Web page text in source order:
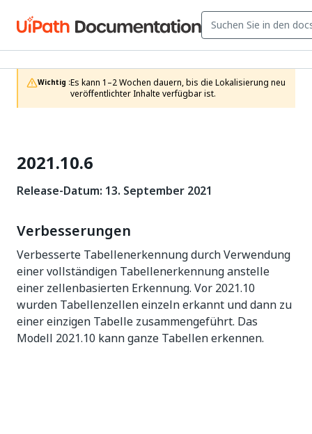
Wichtig :Es kann 1–2 Wochen dauern, bis die Lokalisierung neu
veröffentlichter Inhalte verfügbar ist.
2021.10.6
Release-Datum: 13. September 2021
Verbesserungen
Verbesserte Tabellenerkennung durch Verwendung
einer vollständigen Tabellenerkennung anstelle
einer zellenbasierten Erkennung. Vor 2021.10
wurden Tabellenzellen einzeln erkannt und dann zu
einer einzigen Tabelle zusammengeführt. Das
Modell 2021.10 kann ganze Tabellen erkennen.